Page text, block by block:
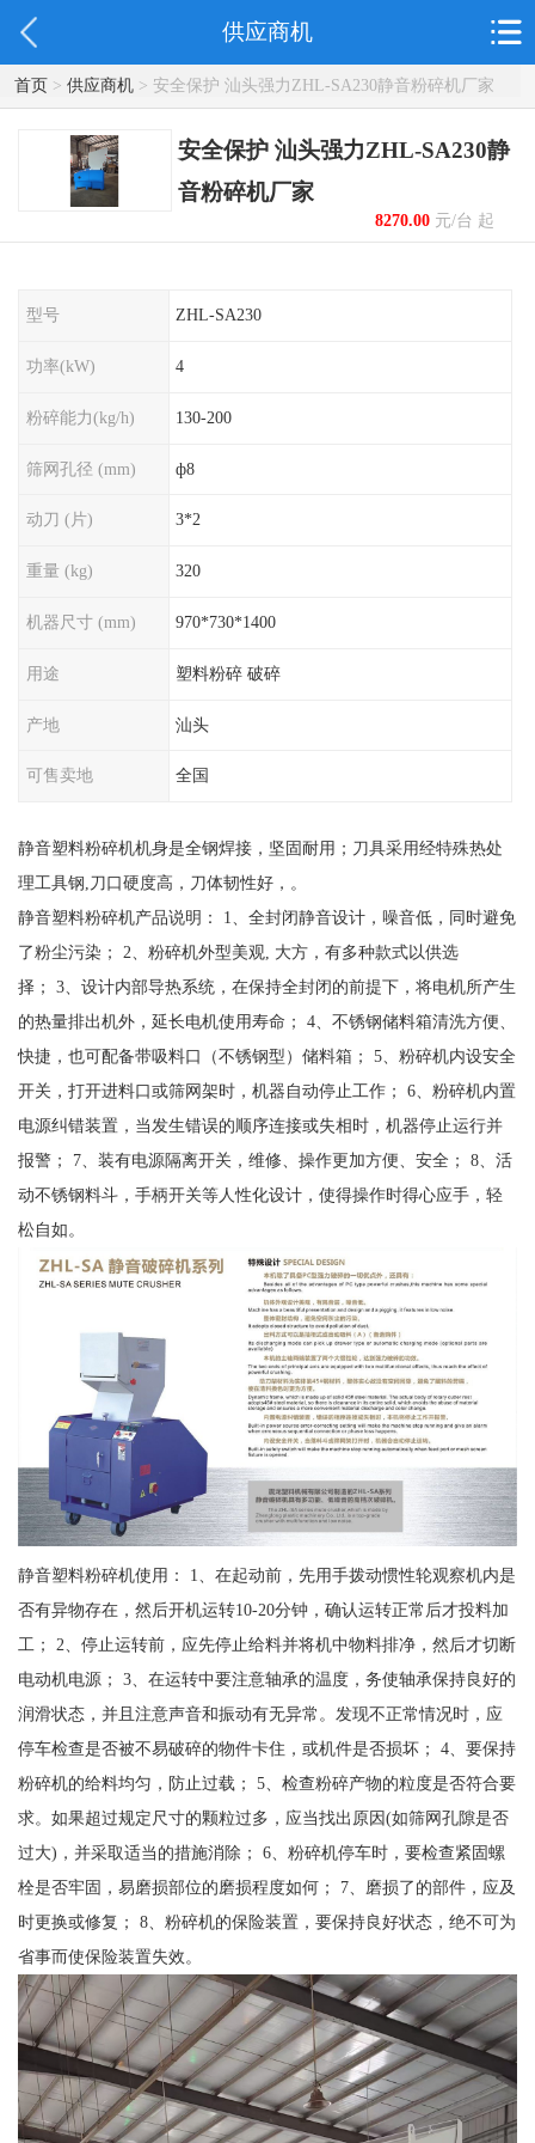
供应商机
首页> 供应商机> 安全保护 汕头强力ZHL-SA230静音粉碎机厂家
安全保护 汕头强力ZHL-SA230静
音粉碎机厂家
8270.00元/台 起
型号 ZHL-SA230
功率(kW) 4
粉碎能力(kg/h) 130-200
筛网孔径 (mm) ф8
动刀 (片) 3*2
重量 (kg) 320
机器尺寸 (mm) 970*730*1400
用途 塑料粉碎 破碎
产地 汕头
可售卖地 全国
静音塑料粉碎机机身是全钢焊接，坚固耐用；刀具采用经特殊热处
理工具钢,刀口硬度高，刀体韧性好，。
静音塑料粉碎机产品说明： 1、全封闭静音设计，噪音低，同时避免
了粉尘污染； 2、粉碎机外型美观, 大方，有多种款式以供选
择； 3、设计内部导热系统，在保持全封闭的前提下，将电机所产生
的热量排出机外，延长电机使用寿命； 4、不锈钢储料箱清洗方便、
快捷，也可配备带吸料口（不锈钢型）储料箱； 5、粉碎机内设安全
开关，打开进料口或筛网架时，机器自动停止工作； 6、粉碎机内置
电源纠错装置，当发生错误的顺序连接或失相时，机器停止运行并
报警； 7、装有电源隔离开关，维修、操作更加方便、安全； 8、活
动不锈钢料斗，手柄开关等人性化设计，使得操作时得心应手，轻
松自如。
静音塑料粉碎机使用： 1、在起动前，先用手拨动惯性轮观察机内是
否有异物存在，然后开机运转10-20分钟，确认运转正常后才投料加
工； 2、停止运转前，应先停止给料并将机中物料排净，然后才切断
电动机电源； 3、在运转中要注意轴承的温度，务使轴承保持良好的
润滑状态，并且注意声音和振动有无异常。发现不正常情况时，应
停车检查是否被不易破碎的物件卡住，或机件是否损坏； 4、要保持
粉碎机的给料均匀，防止过载； 5、检查粉碎产物的粒度是否符合要
求。如果超过规定尺寸的颗粒过多，应当找出原因(如筛网孔隙是否
过大)，并采取适当的措施消除； 6、粉碎机停车时，要检查紧固螺
栓是否牢固，易磨损部位的磨损程度如何； 7、磨损了的部件，应及
时更换或修复； 8、粉碎机的保险装置，要保持良好状态，绝不可为
省事而使保险装置失效。